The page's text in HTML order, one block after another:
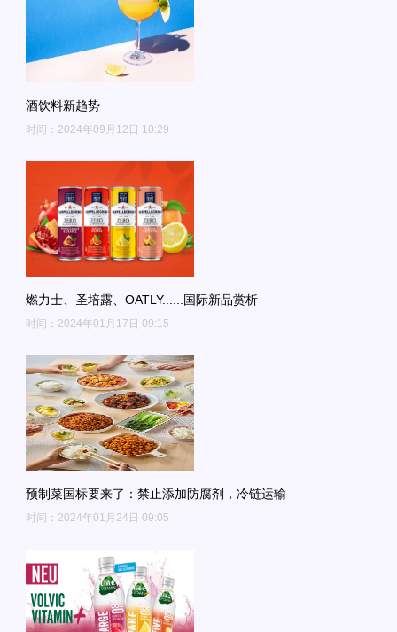
酒饮料新趋势
时间：2024年09月12日 10:29
燃力士、圣培露、OATLY......国际新品赏析
时间：2024年01月17日 09:15
预制菜国标要来了：禁止添加防腐剂，冷链运输
时间：2024年01月24日 09:05